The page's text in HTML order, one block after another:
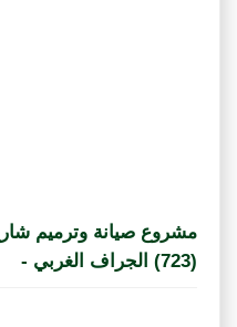
مشروع صيانة وترميم شارع
(723) الجراف الغربي -